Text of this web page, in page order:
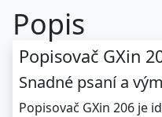
Popis
Popisovač GXin
Snadné psaní a
Popisovač GXin 206 je